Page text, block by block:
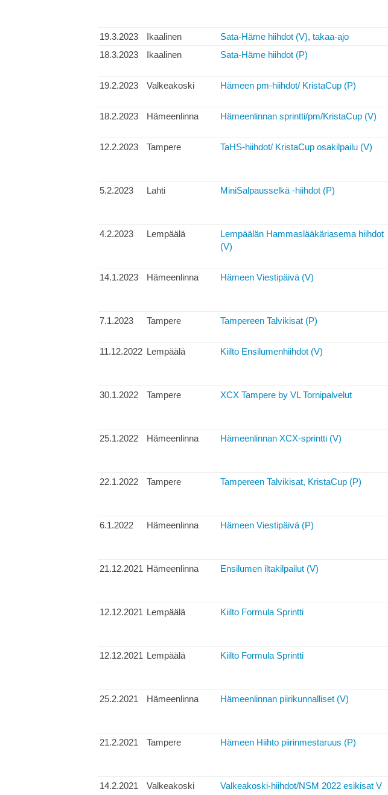
19.3.2023 Ikaalinen Sata-Häme hiihdot (V), takaa-ajo
18.3.2023
Ikaalinen Sata-Häme hiihdot (P)
19.2.2023
Valkeakoski Hämeen pm-hiihdot/ KristaCup (P)
18.2.2023 Hämeenlinna Hämeenlinnan sprintti/pm/KristaCup (V)
12.2.2023
Tampere TaHS-hiihdot/ KristaCup osakilpailu (V)
5.2.2023 Lahti MiniSalpausselkä -hiihdot (P)
4.2.2023 Lempäälä
Lempäälän Hammaslääkäriasema hiihdot
(V)
14.1.2023 Hämeenlinna Hämeen Viestipäivä (V)
7.1.2023 Tampere Tampereen Talvikisat (P)
11.12.2022 Lempäälä Kiilto Ensilumenhiihdot (V)
30.1.2022 Tampere XCX Tampere by VL Tornipalvelut
25.1.2022 Hämeenlinna Hämeenlinnan XCX-sprintti (V)
22.1.2022 Tampere Tampereen Talvikisat, KristaCup (P)
6.1.2022 Hämeenlinna Hämeen Viestipäivä (P)
21.12.2021 Hämeenlinna Ensilumen iltakilpailut (V)
12.12.2021 Lempäälä Kiilto Formula Sprintti
12.12.2021 Lempäälä Kiilto Formula Sprintti
25.2.2021 Hämeenlinna Hämeenlinnan piirikunnalliset (V)
21.2.2021 Tampere Hämeen Hiihto piirinmestaruus (P)
14.2.2021 Valkeakoski Valkeakoski-hiihdot/NSM 2022 esikisat V